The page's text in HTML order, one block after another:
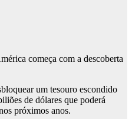
um tesouro escondido
de dólares que poderá
próximos anos.